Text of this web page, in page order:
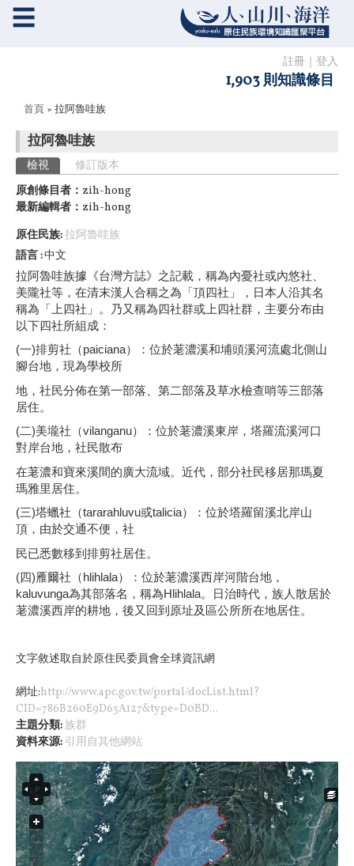
註冊 登入
1,903 則知識條目
☰
您在這裡
首頁 » 拉阿魯哇族
拉阿魯哇族
主要索引標籤
檢視 (作用中頁籤)
修訂版本
原創條目者： zih-hong
最新編輯者： zih-hong
原住民族:拉阿魯哇族
語言 中文
拉阿魯哇族據《台灣方誌》之記載，稱為內憂社或內悠社、
美隴社等，在清末漢人合稱之為「頂四社」，日本人沿其名
稱為「上四社」。乃又稱為四社群或上四社群，主要分布由
以下四社所組成：
(一)排剪社（paiciana）：位於荖濃溪和埔頭溪河流處北側山
腳台地，現為學校所
地，社民分佈在第一部落、第二部落及草水檢查哨等三部落
居住。
(二)美壠社（vilanganu）：位於荖濃溪東岸，塔羅流溪河口
對岸台地，社民散布
在荖濃和寶來溪間的廣大流域。近代，部分社民移居那瑪夏
瑪雅里居住。
(三)塔蠟社（tararahluvu或talicia）：位於塔羅留溪北岸山
頂，由於交通不便，社
民已悉數移到排剪社居住。
(四)雁爾社（hlihlala）：位於荖濃溪西岸河階台地，
kaluvunga為其部落名，稱為Hlihlala。日治時代，族人散居於
荖濃溪西岸的耕地，後又回到原址及區公所所在地居住。
文字敘述取自於原住民委員會全球資訊網
網址:http://www.apc.gov.tw/portal/docList.html?
CID=786B260E9D63A127&type=D0BD...
主題分類: 族群
資料來源: 引用自其他網站